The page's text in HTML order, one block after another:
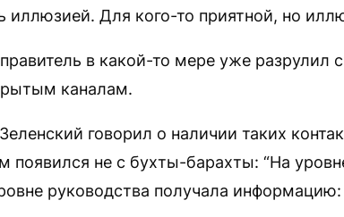
иллюзией. Для кого-то приятной, но
в какой-то мере уже разрулил
каналам.
говорил о наличии таких
появился не с бухты-барахты: “На
руководства получала информацию: